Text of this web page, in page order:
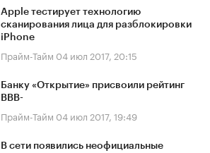
Apple тестирует технологию
сканирования лица для разблокировки
iPhone
Прайм-Тайм 04 июл 2017, 20:15
Банку «Открытие» присвоили рейтинг
BBB-
Прайм-Тайм 04 июл 2017, 19:49
В сети появились неофициальные